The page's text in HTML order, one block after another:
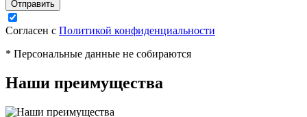
Согласен с Политикой конфиденциальности
* Персональные данные не собираются
Наши преимущества